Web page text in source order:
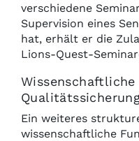
verschiedene
Supervision eines
hat, erhält er die
Lions-Quest-
Ein weiteres
wissenschaftliche